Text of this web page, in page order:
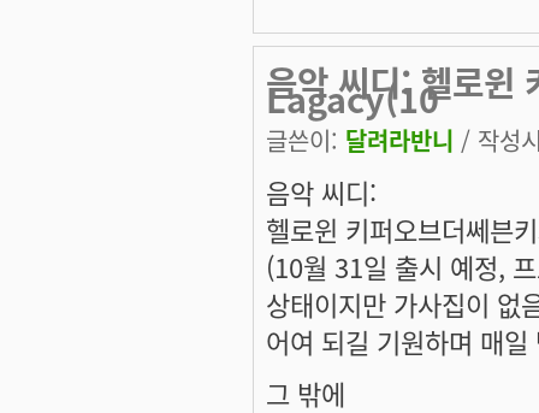
음악 씨디: 헬로윈
Lagacy(10
글쓴이: 달려라반니 / 작성
음악 씨디:
헬로윈 키퍼오브더쎄븐
(10월 31일 출시 예정,
상태이지만 가사집이 없
어여 되길 기원하며 매
그 밖에